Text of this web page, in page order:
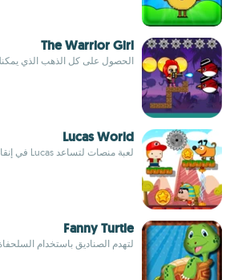
The Warrior Girl
الحصول على كل الذهب الذي
Lucas World
لعبة منصات لتساعد Lucas في إنقاذ كلبه
Fanny Turtle
لتهدم الصناديق باستخدام